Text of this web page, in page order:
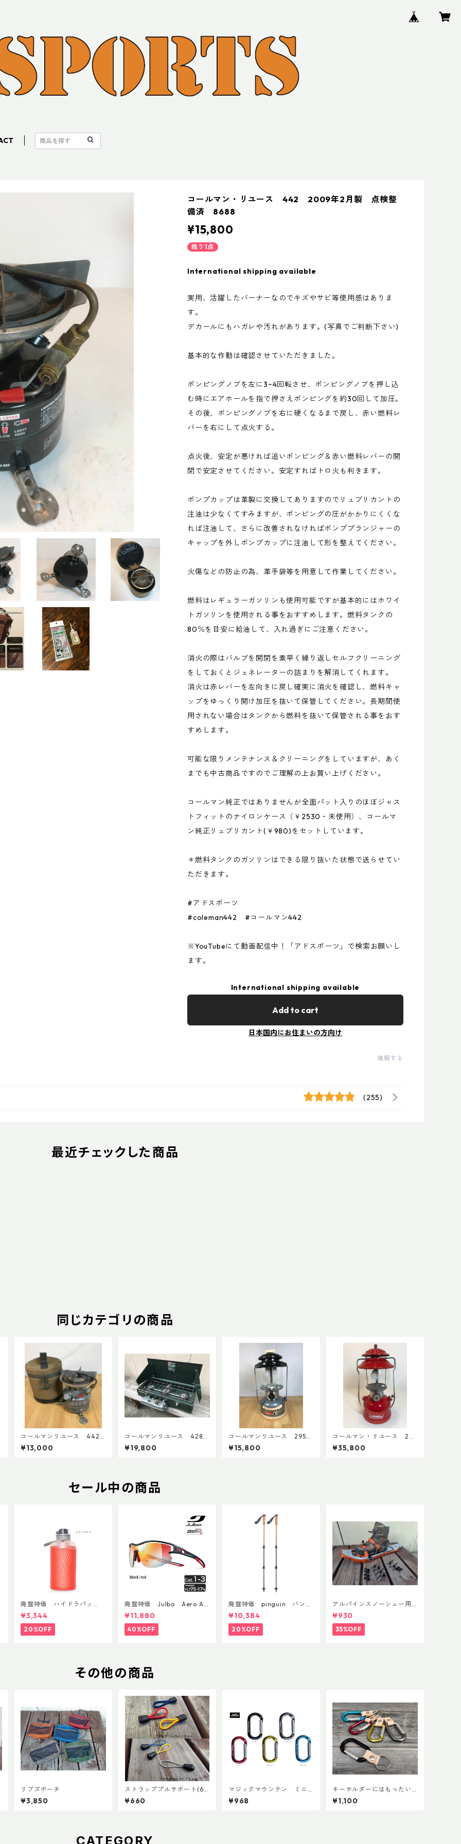
コールマン・リユース 442 2009年2月製 点検整
備済 8688
¥15,800
残り1点
International shipping available
実用、活躍したバーナーなのでキズやサビ等使用感はありま
す。
デカールにもハガレや汚れがあります。(写真でご判断下さい)
基本的な作動は確認させていただきました。
ポンピングノブを左に3~4回転させ、ポンピングノブを押し込
む時にエアホールを指で押さえポンピングを約30回して加圧。
その後、ポンピングノブを右に硬くなるまで戻し、赤い燃料レ
バーを右にして点火する。
点火後、安定が悪ければ追いポンピング＆赤い燃料レバーの開
閉で安定させてください。安定すればトロ火も利きます。
ポンプカップは革製に交換してありますのでリュブリカントの
注油は少なくてすみますが、ポンピングの圧がかかりにくくな
れば注油して、さらに改善されなければポンププランジャーの
キャップを外しポンプカップに注油して形を整えてください。
火傷などの防止の為、革手袋等を用意して作業してください。
燃料はレギュラーガソリンも使用可能ですが基本的にはホワイ
トガソリンを使用される事をおすすめします。燃料タンクの
80％を目安に給油して、入れ過ぎにご注意ください。
消火の際はバルブを開閉を素早く繰り返しセルフクリーニング
をしておくとジェネレーターの詰まりを解消してくれます。
消火は赤レバーを左向きに戻し確実に消火を確認し、燃料キャ
ップをゆっくり開け加圧を抜いて保管してください。長期間使
用されない場合はタンクから燃料を抜いて保管される事をおす
すめします。
可能な限りメンテナンス＆クリーニングをしていますが、あく
までも中古商品ですのでご理解の上お買い上げください。
コールマン純正ではありませんが全面パット入りのほぼジャス
トフィットのナイロンケース（￥2530・未使用）、コールマ
ン純正リュブリカント(￥980)をセットしています。
＊燃料タンクのガソリンはできる限り抜いた状態で送らせてい
ただきます。
#アドスポーツ
#coleman442 #コールマン442
※YouTubeにて動画配信中！「アドスポーツ」で検索お願いし
ます。
International shipping available
Add to cart
日本国内にお住まいの方向け
通報する
(255)
最近チェックした商品
同じカテゴリの商品
コールマンリユース 442
1991年12月製 点検整備
済 3602
¥13,000
コールマンリユース 428
３バーナー 1993年3月 点
検整備済 4396
¥19,800
コールマンリユース 295
1992年6月製 点検整備済
3906
¥15,800
コールマン・リユース 20
0A 1966年7月製 点検整
備済 4265
¥35,800
セール中の商品
廃盤特価 ハイドラパッ
ク フラックス 750ml
¥3,344
20%OFF
廃盤特価 Julbo Aero Asi
anFit
¥11,880
40%OFF
廃盤特価 pinguin バンブ
ーFLフォーム(ペア)
¥10,384
20%OFF
アルパインスノーシュー用
ストラップキャッチ(ペア)
¥930
35%OFF
その他の商品
リブズポーチ
¥3,850
ストラッププルサポート(6
個セット)
¥660
マジックマウンテン ミニ
オーバルビナー
¥968
キーホルダーにはもったい
ないカラビナで作ったキー
ホルダー
¥1,100
CATEGORY